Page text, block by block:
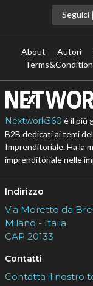
Seguici
About Autori
Nextwork360 è il più
B2B dedicati ai temi
Imprenditoriale. Ha la
imprenditoriale nelle
Indirizzo
Via Moretto da
Milano - Italia
CAP 20133
Contatti
Contatta il nostro